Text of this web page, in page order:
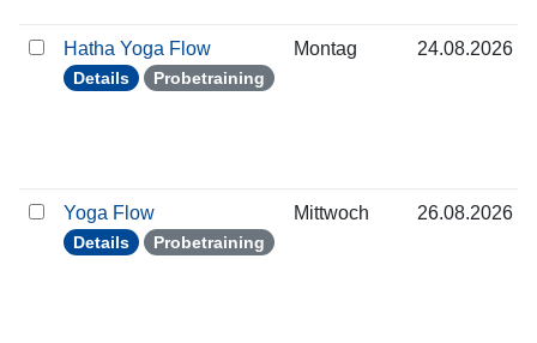
Hatha Yoga Flow
Details Probetraining
Montag 24.08.2026
Yoga Flow
Details Probetraining
Mittwoch 26.08.2026